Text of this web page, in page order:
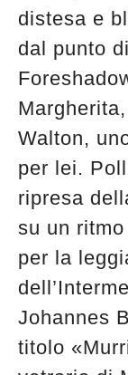
distesa e
dal punto
Walton,
per lei.
ripresa
su un
per la
Johannes
titolo